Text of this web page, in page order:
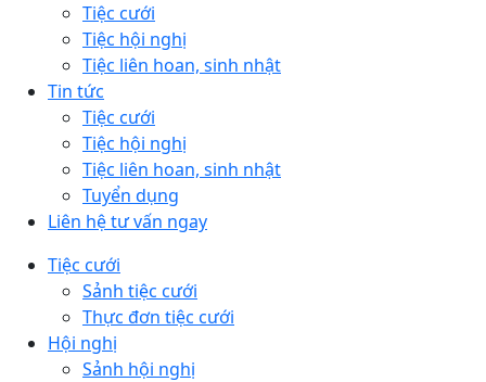
Tiệc cưới
Tiệc hội nghị
Tiệc liên hoan, sinh nhật
Tin tức
Tiệc cưới
Tiệc hội nghị
Tiệc liên hoan, sinh nhật
Tuyển dụng
Liên hệ tư vấn ngay
Tiệc cưới
Sảnh tiệc cưới
Thực đơn tiệc cưới
Hội nghị
Sảnh hội nghị